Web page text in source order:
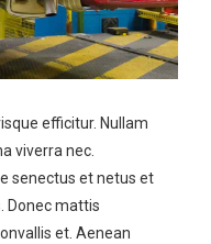
efficitur. Nullam
viverra nec.
senectus et netus et
Donec mattis
et. Aenean